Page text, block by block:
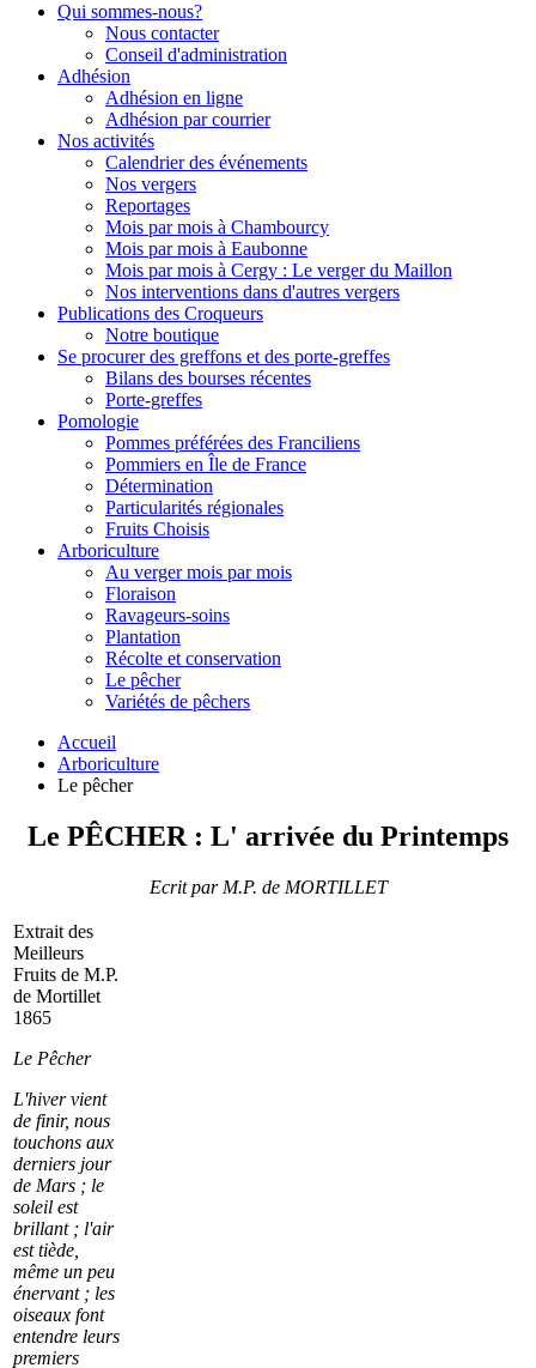
Qui sommes-nous?
Nous contacter
Conseil d'administration
Adhésion
Adhésion en ligne
Adhésion par courrier
Nos activités
Calendrier des événements
Nos vergers
Reportages
Mois par mois à Chambourcy
Mois par mois à Eaubonne
Mois par mois à Cergy : Le verger du Maillon
Nos interventions dans d'autres vergers
Publications des Croqueurs
Notre boutique
Se procurer des greffons et des porte-greffes
Bilans des bourses récentes
Porte-greffes
Pomologie
Pommes préférées des Franciliens
Pommiers en Île de France
Détermination
Particularités régionales
Fruits Choisis
Arboriculture
Au verger mois par mois
Floraison
Ravageurs-soins
Plantation
Récolte et conservation
Le pêcher
Variétés de pêchers
Accueil
Arboriculture
Le pêcher
Le PÊCHER : L' arrivée du Printemps
Ecrit par M.P. de MORTILLET
Extrait des
Meilleurs
Fruits de M.P.
de Mortillet
1865
Le Pêcher
L'hiver vient
de finir, nous
touchons aux
derniers jour
de Mars ; le
soleil est
brillant ; l'air
est tiède,
même un peu
énervant ; les
oiseaux font
entendre leurs
premiers